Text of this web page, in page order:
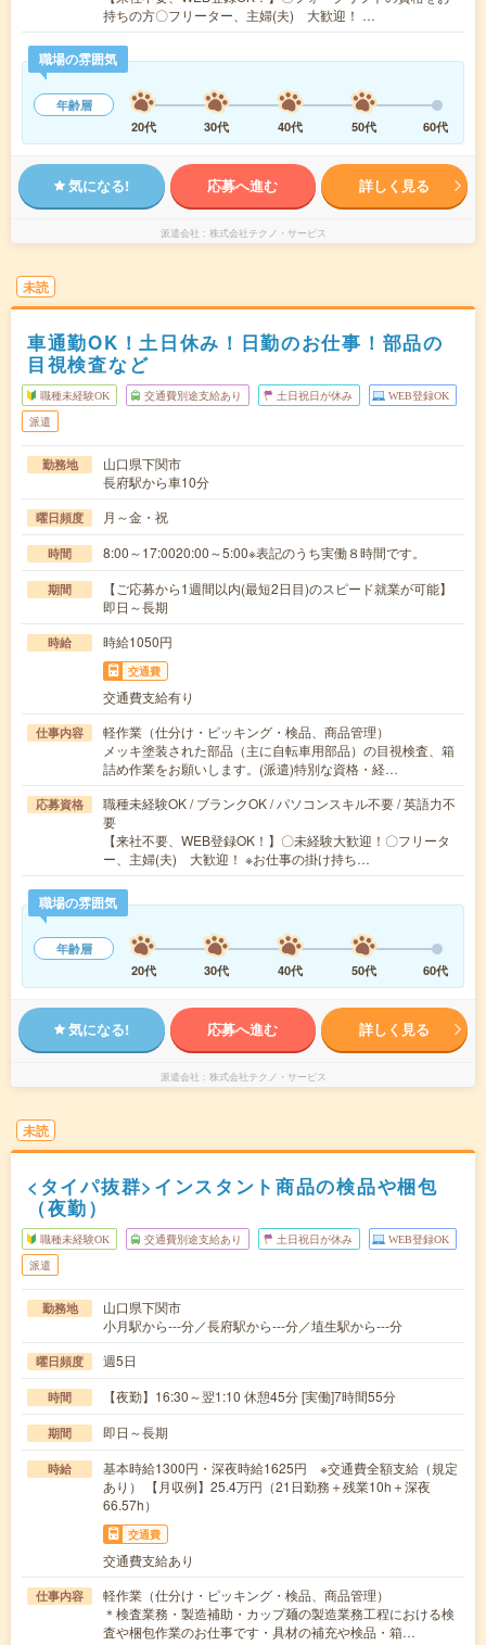
持ちの方〇フリーター、主婦(夫) 大歓迎！ …
職場の雰囲気
年齢層
20代
30代 40代 50代 60代
気になる! 応募へ進む 詳しく見る
派遣会社 株式会社テクノ・サービス
未読
車通勤OK！土日休み！日勤のお仕事！部品の
目視検査など
職種未経験OK 交通費別途支給あり 土日祝日が休み WEB登録OK
派遣
勤務地
山口県下関市
長府駅から車10分
曜日頻度 月～金・祝
時間 8:00～17:0020:00～5:00※表記のうち実働８時間です。
期間
【ご応募から1週間以内(最短2日目)のスピード就業が可能】
即日～長期
時給 時給1050円
交通費
交通費支給有り
仕事内容
軽作業（仕分け・ピッキング・検品、商品管理）
メッキ塗装された部品（主に自転車用部品）の目視検査、箱
詰め作業をお願いします。(派遣)特別な資格・経…
応募資格
職種未経験OK / ブランクOK / パソコンスキル不要 / 英語力不
要
【来社不要、WEB登録OK！】〇未経験大歓迎！〇フリータ
ー、主婦(夫) 大歓迎！ ※お仕事の掛け持ち…
職場の雰囲気
年齢層
20代
30代 40代 50代 60代
気になる! 応募へ進む 詳しく見る
派遣会社 株式会社テクノ・サービス
未読
<タイパ抜群>インスタント商品の検品や梱包
（夜勤）
職種未経験OK 交通費別途支給あり 土日祝日が休み WEB登録OK
派遣
勤務地
山口県下関市
小月駅から---分／長府駅から---分／埴生駅から---分
曜日頻度 週5日
時間 【夜勤】16:30～翌1:10 休憩45分 [実働]7時間55分
期間 即日～長期
時給
基本時給1300円・深夜時給1625円 ※交通費全額支給（規定
あり） 【月収例】25.4万円（21日勤務＋残業10h＋深夜
66.57h）
交通費
交通費支給あり
仕事内容
軽作業（仕分け・ピッキング・検品、商品管理）
＊検査業務・製造補助・カップ麺の製造業務工程における検
査や梱包作業のお仕事です・具材の補充や検品・箱…